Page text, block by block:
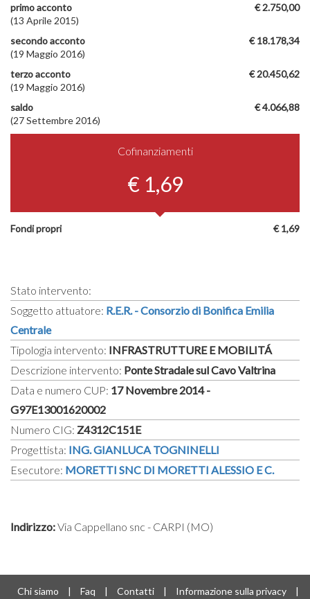
€ 2.750,00
primo acconto
(13 Aprile 2015)
€ 18.178,34
secondo acconto
(19 Maggio 2016)
€ 20.450,62
terzo acconto
(19 Maggio 2016)
€ 4.066,88
saldo
(27 Settembre 2016)
Cofinanziamenti
€ 1,69
€ 1,69
Fondi propri
Stato intervento:
Soggetto attuatore: R.E.R. - Consorzio di Bonifica Emilia
Centrale
Tipologia intervento: INFRASTRUTTURE E MOBILITÁ
Descrizione intervento: Ponte Stradale sul Cavo Valtrina
Data e numero CUP: 17 Novembre 2014 -
G97E13001620002
Numero CIG: Z4312C151E
Progettista: ING. GIANLUCA TOGNINELLI
Esecutore: MORETTI SNC DI MORETTI ALESSIO E C.
Indirizzo:Via Cappellano snc - CARPI (MO)
Chi siamo | Faq | Contatti | Informazione sulla privacy
|